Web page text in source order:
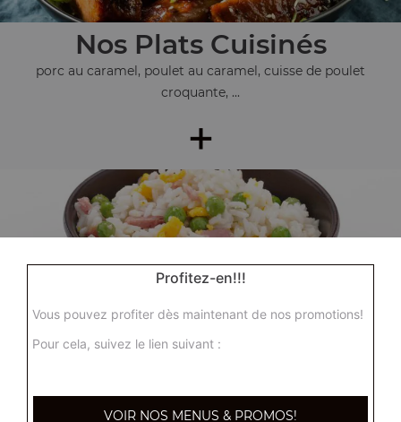
Nos Plats Cuisinés
porc au caramel, poulet au caramel, cuisse de poulet
croquante, ...
+
Nos Accompagnements
riz nature, riz cantonnais, riz sauté aux crevettes, ...
+
Profitez-en!!!
Vous pouvez profiter dès maintenant de nos promotions!
Pour cela, suivez le lien suivant :
VOIR NOS MENUS & PROMOS!